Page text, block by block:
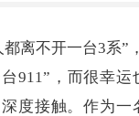
离不开一台3系”
911”，而很幸运
度接触。作为一